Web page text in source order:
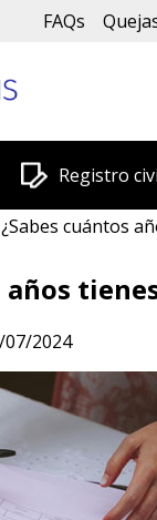
FAQs
Registro
¿Sabes cuántos años tienes que
años
07/2024